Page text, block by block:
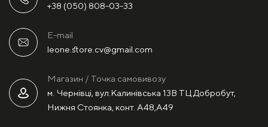
+38 (050) 808-03-33
E-mail
leone.store.cv@gmail.com
Магазин / Точка самовивозу
м. Чернівці, вул.Калинівська 13В ТЦ Добробут,
Нижня Стоянка, конт. А48,А49